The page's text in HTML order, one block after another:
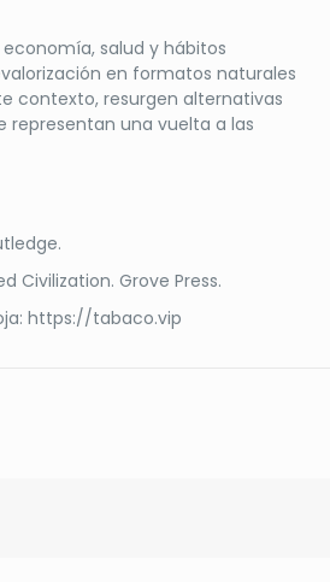
salud y hábitos
en formatos naturales
contexto, resurgen alternativas
representan una vuelta a las
Civilization. Grove Press.
https://tabaco.vip